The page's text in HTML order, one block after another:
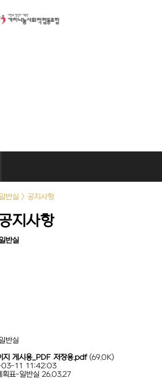
반실 > 공지사항
지사항
반실
반실
지 게시용_PDF 저장용.pdf(69.0K)
03-11 11:42:03
표-일반실 26.03.27